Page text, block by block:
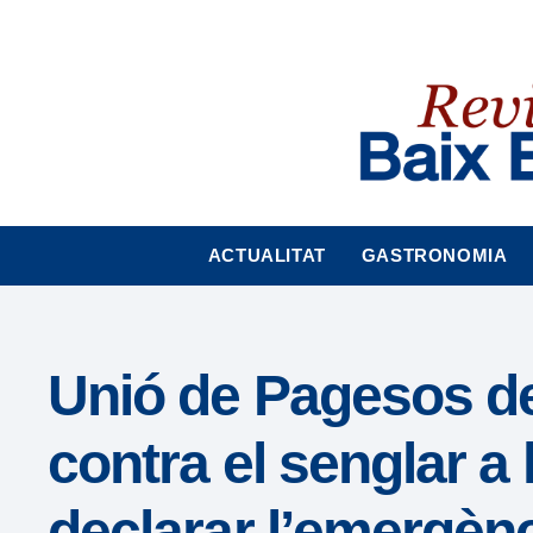
de
Presione
ajustar
ACTUALITAT GASTRONOMIA
Unió de Pagesos
contra el senglar a